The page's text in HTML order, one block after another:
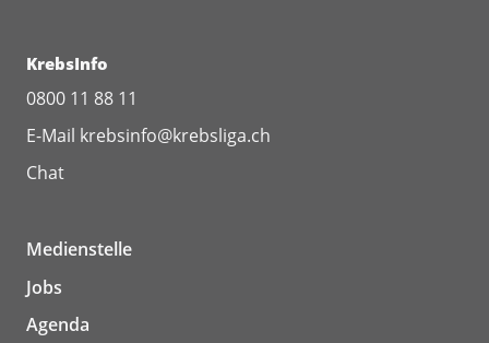
KrebsInfo
0800 11 88 11
E-Mail krebsinfo@krebsliga.ch
Chat
Medienstelle
Jobs
Agenda